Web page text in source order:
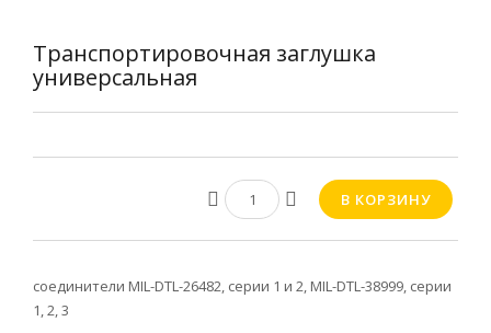
Транспортировочная заглушка
универсальная
соединители MIL-DTL-26482, серии 1 и 2, MIL-DTL-38999, серии
1, 2, 3